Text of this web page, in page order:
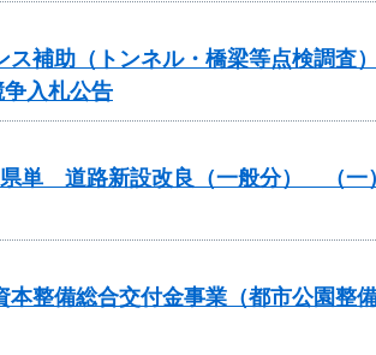
補助（トンネル・橋梁等点検調査
入札公告
県単 道路新設改良（一般分） （
本整備総合交付金事業（都市公園